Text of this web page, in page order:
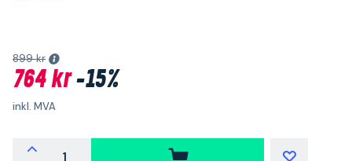
899 kr
764 kr-15%
inkl. MVA